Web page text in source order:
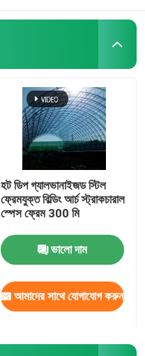
হট ডিপ গ্যালভানাইজড স্টিল
ফ্রেমযুক্ত বিল্ডিং আর্চ স্ট্রাকচারাল
স্পেস ফ্রেম 300 মি
ভালো দাম
আমাদের সাথে যোগাযোগ করুন